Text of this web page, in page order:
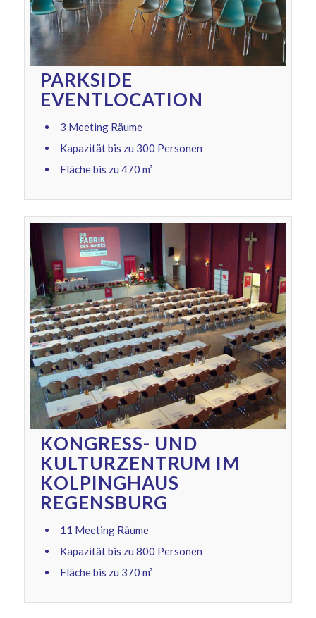
PARKSIDE
EVENTLOCATION
3 Meeting Räume
Kapazität bis zu 300 Personen
Fläche bis zu 470 m²
KONGRESS- UND
KULTURZENTRUM IM
KOLPINGHAUS
REGENSBURG
11 Meeting Räume
Kapazität bis zu 800 Personen
Fläche bis zu 370 m²